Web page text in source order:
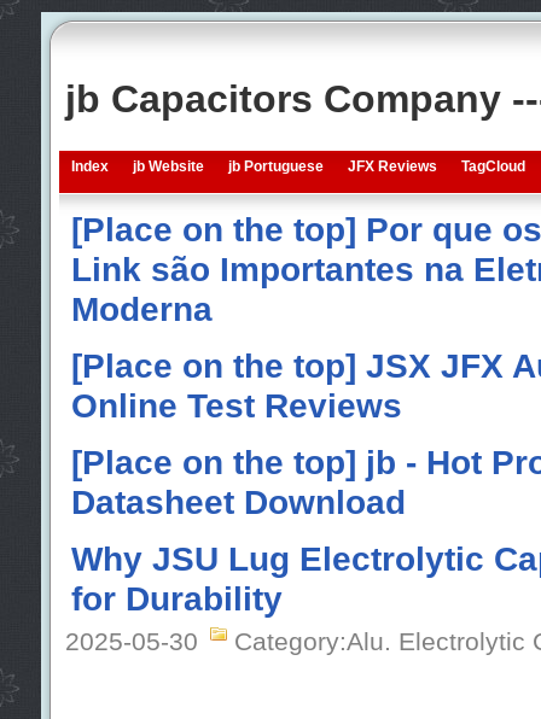
jb Capacitors Company
Index jb Website jb Portuguese JFX Reviews TagCloud
[Place on the top] Por que
Link são Importantes na
Moderna
[Place on the top] JSX JFX
Online Test Reviews
[Place on the top] jb - Hot
Datasheet Download
Why JSU Lug Electrolytic
for Durability
2025-05-30 Category:Alu. Electrolytic